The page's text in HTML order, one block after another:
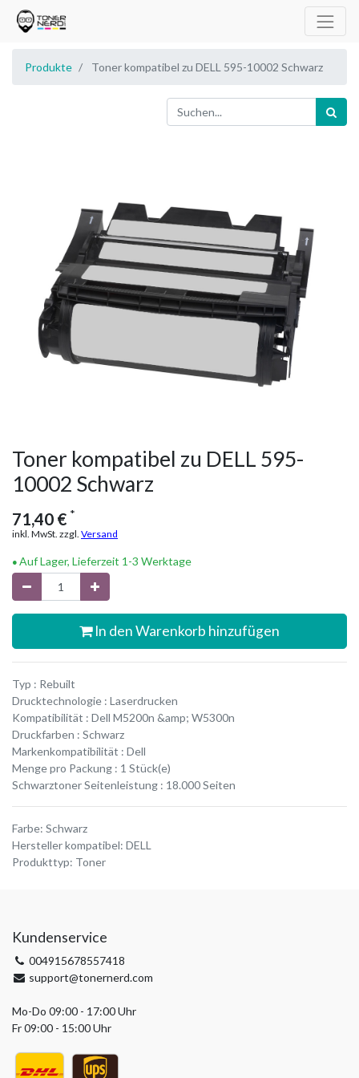
Produkte Toner kompatibel zu DELL 595-10002 Schwarz
Toner kompatibel zu DELL 595-
10002 Schwarz
71,40 € *
inkl. MwSt. zzgl. Versand
Auf Lager, Lieferzeit 1-3 Werktage
In den Warenkorb hinzufügen
Typ : Rebuilt
Drucktechnologie : Laserdrucken
Kompatibilität : Dell M5200n &amp; W5300n
Druckfarben : Schwarz
Markenkompatibilität : Dell
Menge pro Packung : 1 Stück(e)
Schwarztoner Seitenleistung : 18.000 Seiten
Farbe: Schwarz
Hersteller kompatibel: DELL
Produkttyp: Toner
Kundenservice
004915678557418
support@tonernerd.com
Mo-Do 09:00 - 17:00 Uhr
Fr 09:00 - 15:00 Uhr